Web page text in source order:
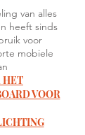
van alles
heeft sinds
voor
mobiele
HET
VOOR